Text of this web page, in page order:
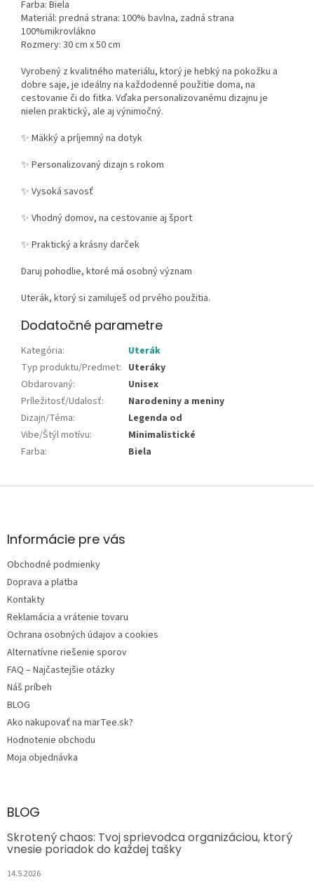
Farba: Biela
Materiál: predná strana: 100% bavlna, zadná strana
100%mikrovlákno
Rozmery: 30 cm x 50 cm
Vyrobený z kvalitného materiálu, ktorý je hebký na pokožku a
dobre saje, je ideálny na každodenné použitie doma, na
cestovanie či do fitka. Vďaka personalizovanému dizajnu je
nielen praktický, ale aj výnimočný.
✨ Mäkký a príjemný na dotyk
✨ Personalizovaný dizajn s rokom
✨ Vysoká savosť
✨ Vhodný domov, na cestovanie aj šport
✨ Praktický a krásny darček
Daruj pohodlie, ktoré má osobný význam
Uterák, ktorý si zamiluješ od prvého použitia.
Dodatočné parametre
Kategória:
Uterák
Typ produktu/Predmet: Uteráky
Obdarovaný:
Unisex
Príležitosť/Udalosť:
Narodeniny a meniny
Dizajn/Téma:
Legenda od
Vibe/Štýl motívu:
Minimalistické
Farba: Biela
Z
ä
e
Informácie pre vás
Obchodné podmienky
Doprava a platba
Kontakty
Reklamácia a vrátenie tovaru
Ochrana osobných údajov a cookies
Alternatívne riešenie sporov
FAQ – Najčastejšie otázky
Náš príbeh
BLOG
Ako nakupovať na marTee.sk?
Hodnotenie obchodu
Moja objednávka
BLOG
Skrotený chaos: Tvoj sprievodca organizáciou, ktorý
vnesie poriadok do každej tašky
14.5.2026